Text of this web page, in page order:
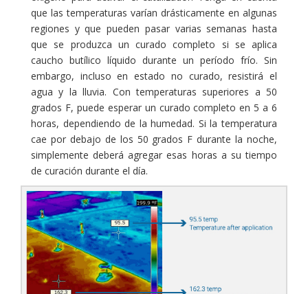
que las temperaturas varían drásticamente en algunas
regiones y que pueden pasar varias semanas hasta
que se produzca un curado completo si se aplica
caucho butílico líquido durante un período frío. Sin
embargo, incluso en estado no curado, resistirá el
agua y la lluvia. Con temperaturas superiores a 50
grados F, puede esperar un curado completo en 5 a 6
horas, dependiendo de la humedad. Si la temperatura
cae por debajo de los 50 grados F durante la noche,
simplemente deberá agregar esas horas a su tiempo
de curación durante el día.